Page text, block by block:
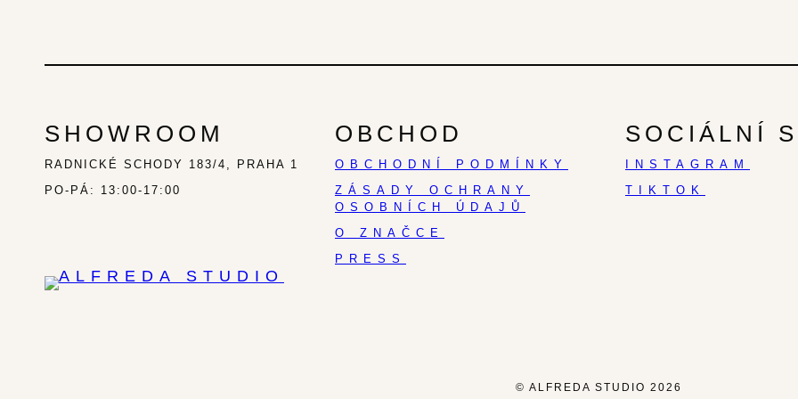
SHOWROOM
RADNICKÉ SCHODY 183/4, PRAHA 1
PO-PÁ: 13:00-17:00
OBCHOD
OBCHODNÍ PODMÍNKY
ZÁSADY OCHRANY
OSOBNÍCH ÚDAJŮ
O ZNAČCE
PRESS
SOCIÁLNÍ
INSTAGRAM
TIKTOK
© ALFREDA STUDIO 2026